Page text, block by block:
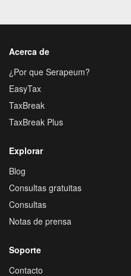
Acerca de
¿Por que Serapeum?
EasyTax
TaxBreak
TaxBreak Plus
Explorar
Blog
Consultas gratuitas
Consultas
Notas de prensa
Soporte
Contacto